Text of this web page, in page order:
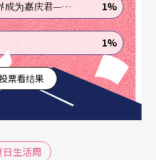
江之翠剧场所演出的《行过
剧的当代结合，文本改编自
「台湾三部曲」首部作，利
、仅存在口述、眼观耳闻曲
而生的消逝生活。
《转生到异世界成为嘉庆君—发现我的祖先是诈骗集团!?》 1%
1%
票看结果
日生活周